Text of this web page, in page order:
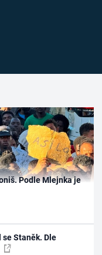
Podle Mlejnka je
se Staněk. Dle